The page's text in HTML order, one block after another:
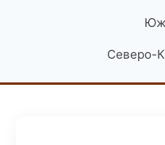
Северо-